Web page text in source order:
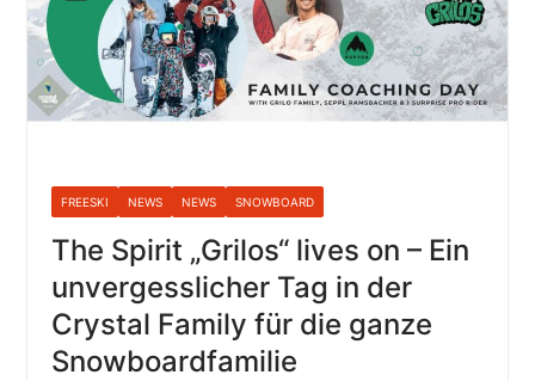
FREESKI NEWS NEWS SNOWBOARD
The Spirit „Grilos“ lives on – Ein
unvergesslicher Tag in der
Crystal Family für die ganze
Snowboardfamilie